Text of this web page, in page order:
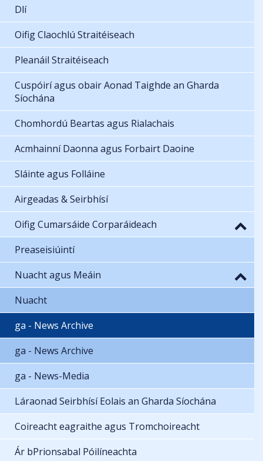
Dlí
Oifig Claochlú Straitéiseach
Pleanáil Straitéiseach
Cuspóirí agus obair Aonad Taighde an Gharda
Síochána
Chomhordú Beartas agus Rialachais
Acmhainní Daonna agus Forbairt Daoine
Sláinte agus Folláine
Airgeadas & Seirbhísí
Oifig Cumarsáide Corparáideach
Preaseisiúintí
Nuacht agus Meáin
Nuacht
ga - News Archive
ga - News Archive
ga - News-Media
Láraonad Seirbhísí Eolais an Gharda Síochána
Coireacht eagraithe agus Tromchoireacht
Ár bPrionsabal Póilíneachta